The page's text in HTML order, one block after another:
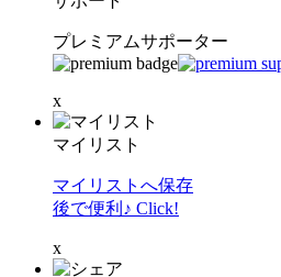
プレミアムサポーター
x
マイリスト
マイリストへ保存
後で便利♪ Click!
x